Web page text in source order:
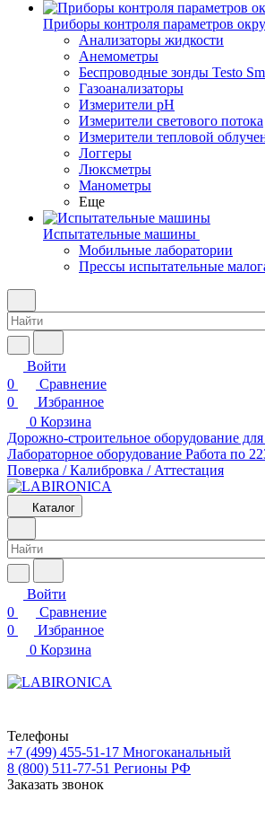
Приборы контроля параметров
Анализаторы жидкости
Анемометры
Беспроводные зонды Testo
Газоанализаторы
Измерители pH
Измерители светового потока
Измерители тепловой
Логгеры
Люксметры
Манометры
Еще
Испытательные машины
Мобильные лаборатории
Прессы испытательные
Войти
0
Сравнение
0
Избранное
0 Корзина
Дорожно-строительное оборудование
Лабораторное оборудование Работа по
Поверка / Калибровка / Аттестация
Каталог
Войти
0
Сравнение
0
Избранное
0 Корзина
Телефоны
+7 (499) 455-51-17 Многоканальный
8 (800) 511-77-51 Регионы РФ
Заказать звонок